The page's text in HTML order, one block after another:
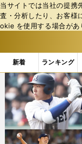
当サイトでは当社の提携
査・分析したり、お客様
okie を使⽤する場合があ
新着 ランキング
b
ス
ポ
ル
テ
ィ
ー
バ
「#安田尚憲」